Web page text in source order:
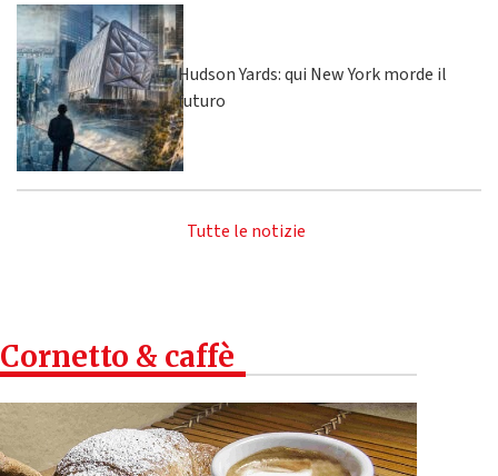
Hudson Yards: qui New York morde il
futuro
Tutte le notizie
Cornetto & caffè